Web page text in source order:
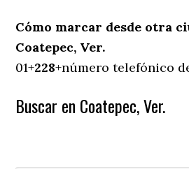
Cómo marcar desde otra
Coatepec, Ver.
01+228+número telefónico
Buscar en Coatepec, Ver.